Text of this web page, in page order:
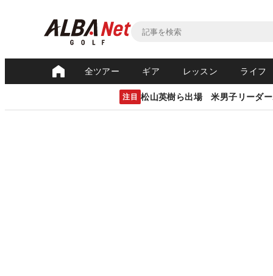
全ツアー ギア レッスン ライフ
注目 松山英樹ら出場 米男子リーダ